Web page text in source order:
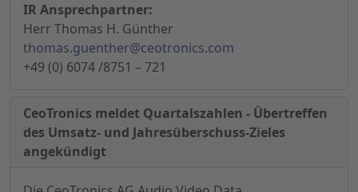
IR Ansprechpartner:
Herr Thomas H. Günther
thomas.guenther@ceotronics.com
+49 (0) 6074 /8751 – 721
CeoTronics meldet Quartalszahlen - Übertreffen
des Umsatz- und Jahresüberschuss-Zieles
angekündigt